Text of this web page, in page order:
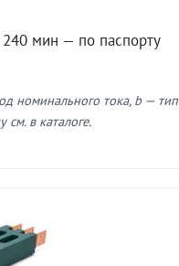
мин — по паспорту
номинального тока, b — тип
в каталоге.